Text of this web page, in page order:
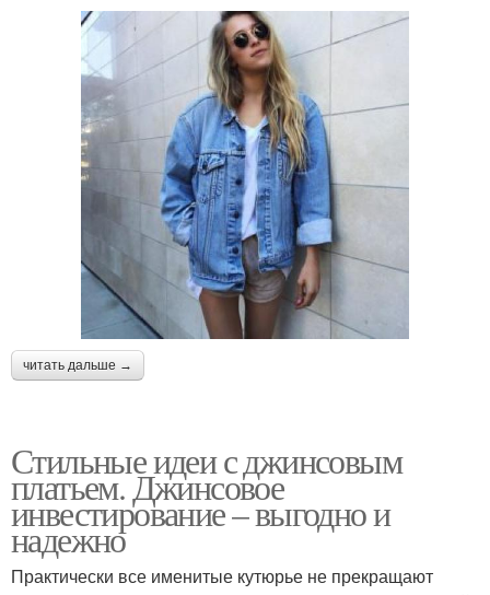
читать дальше →
Стильные идеи с джинсовым
платьем. Джинсовое
инвестирование – выгодно и
надежно
Практически все именитые кутюрье не прекращают